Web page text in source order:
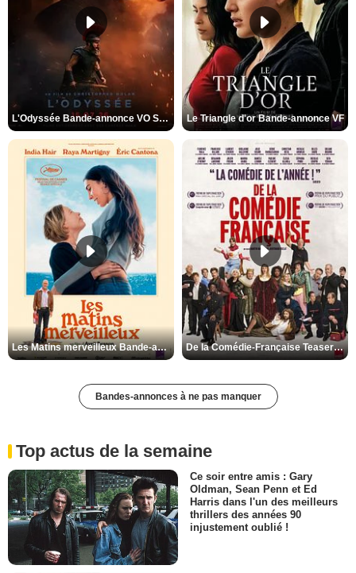
L'Odyssée Bande-annonce VO STFR Le Triangle d'or Bande-annonce VF
Les Matins merveilleux Bande-annonce VF De la Comédie-Française Teaser VF
Bandes-annonces à ne pas manquer
Top actus de la semaine
Ce soir entre amis : Gary
Oldman, Sean Penn et Ed
Harris dans l'un des meilleurs
thrillers des années 90
injustement oublié !